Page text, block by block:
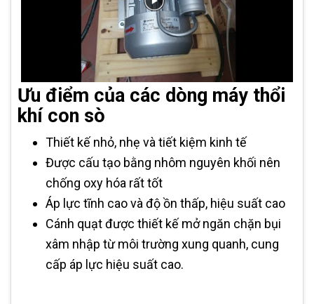
Ưu điểm của các dòng máy thổi
khí con sò
Thiết kế nhỏ, nhẹ và tiết kiệm kinh tế
Được cấu tạo bằng nhôm nguyên khối nên
chống oxy hóa rất tốt
Áp lực tĩnh cao và độ ồn thấp, hiệu suất cao
Cánh quạt được thiết kế mở ngăn chặn bụi
xâm nhập từ môi trường xung quanh, cung
cấp áp lực hiệu suất cao.